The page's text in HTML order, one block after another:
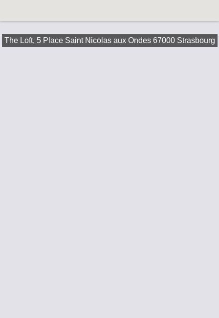
The Loft, 5 Place Saint Nicolas aux Ondes 67000 Strasbourg